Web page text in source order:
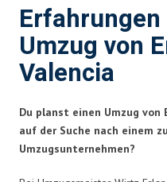
Umzug von
Valencia
Du planst einen Umzug von
auf der Suche nach einem
Umzugsunternehmen?